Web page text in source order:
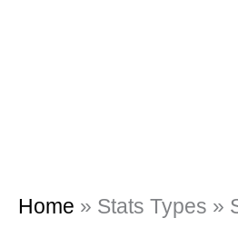
Home » Stats Types »